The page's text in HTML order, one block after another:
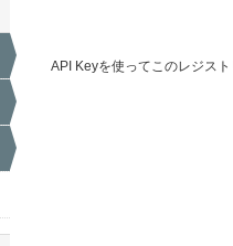
API Keyを使ってこのレジス